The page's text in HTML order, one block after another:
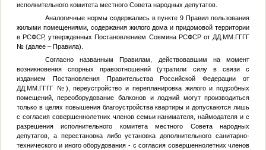
исполнительного комитета местного Совета народных депутатов.
Аналогичные нормы содержались в пункте 9 Правил пользования
жилыми помещениями, содержания жилого дома и придомовой территории
в РСФСР, утвержденных Постановлением Совмина РСФСР от ДД.ММ.ГГГГ
№(далее – Правила).
Согласно названным Правилам, действовавшим на момент
возникновения спорных правоотношений (утратили силу в связи с
изданием Постановления Правительства Российской Федерации от
ДД.ММ.ГГГГ № ), переустройство и перепланировка жилого и подсобных
помещений, переоборудование балконов и лоджий могут производиться
только в целях повышения благоустройства квартиры и допускаются лишь
с согласия совершеннолетних членов семьи нанимателя, наймодателя и с
разрешения исполнительного комитета местного Совета народных
депутатов, а перестановка либо установка дополнительного санитарно-
технического и иного оборудования - с согласия совершеннолетних членов